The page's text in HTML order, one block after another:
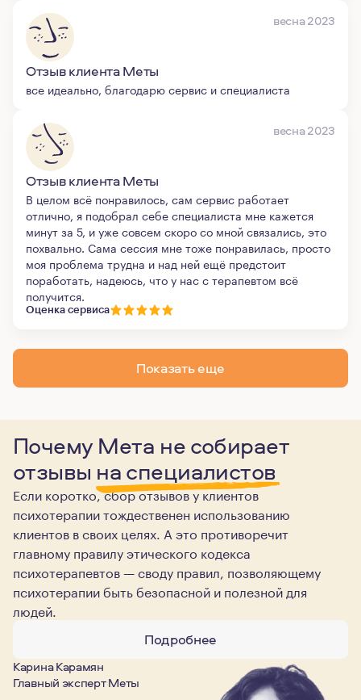
весна 2023
Отзыв клиента Меты
все идеально, благодарю сервис и специалиста
весна 2023
Отзыв клиента Меты
В целом всё понравилось, сам сервис работает
отлично, я подобрал себе специалиста мне кажется
минут за 5, и уже совсем скоро со мной связались, это
похвально. Сама сессия мне тоже понравилась, просто
моя проблема трудна и над ней ещё предстоит
поработать, надеюсь, что у нас с терапевтом всё
получится.
Оценка сервиса
Показать еще
Почему Мета не собирает
отзывы на специалистов
Если коротко, сбор отзывов у клиентов
психотерапии тождественен использованию
клиентов в своих целях. А это противоречит
главному правилу этического кодекса
психотерапевтов — своду правил, позволяющему
психотерапии быть безопасной и полезной для
людей.
Подробнее
Карина Карамян
Главный эксперт Меты